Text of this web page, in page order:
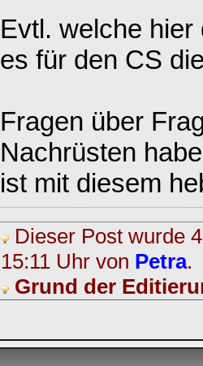
Loginbox
bitte
Evtl. welche
es für den CS
Fragen über
Nachrüsten
ist mit diesem
Dieser Post wurde
15:11 Uhr von Petra.
Grund der